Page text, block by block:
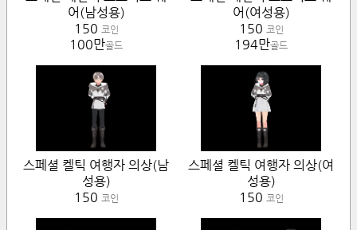
어(남성용)
150 코인
100만골드
어(여성용)
150 코인
194만골드
스페셜 켈틱 여행자 의상(남
성용)
150 코인
스페셜 켈틱 여행자 의상(여
성용)
150 코인